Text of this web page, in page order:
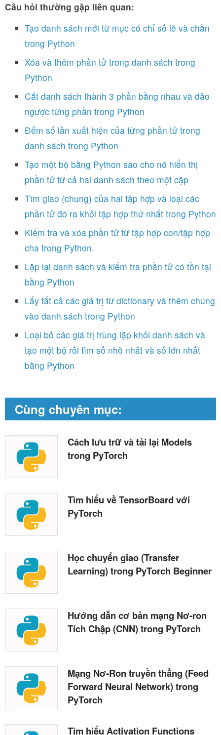
Câu hỏi thường gặp liên quan:
Tạo danh sách mới từ mục có chỉ số lẻ và chẵn
trong Python
Xóa và thêm phần tử trong danh sách trong
Python
Cắt danh sách thành 3 phần bằng nhau và đảo
ngược từng phần trong Python
Đếm số lần xuất hiện của từng phần tử trong
danh sách trong Python
Tạo một bộ bằng Python sao cho nó hiển thị
phần tử từ cả hai danh sách theo một cặp
Tìm giao (chung) của hai tập hợp và loại các
phần tử đó ra khỏi tập hợp thứ nhất trong Python
Kiểm tra và xóa phần tử từ tập hợp con/tập hợp
cha trong Python.
Lặp lại danh sách và kiểm tra phần tử có tồn tại
bằng Python
Lấy tất cả các giá trị từ dictionary và thêm chúng
vào danh sách trong Python
Loại bỏ các giá trị trùng lặp khỏi danh sách và
tạo một bộ rồi tìm số nhỏ nhất và số lớn nhất
bằng Python
Cùng chuyên mục:
Cách lưu trữ và tải lại Models
trong PyTorch
Tìm hiểu về TensorBoard với
PyTorch
Học chuyển giao (Transfer
Learning) trong PyTorch Beginner
Hướng dẫn cơ bản mạng Nơ-ron
Tích Chập (CNN) trong PyTorch
Mạng Nơ-Ron truyền thẳng (Feed
Forward Neural Network) trong
PyTorch
Tìm hiểu Activation Functions